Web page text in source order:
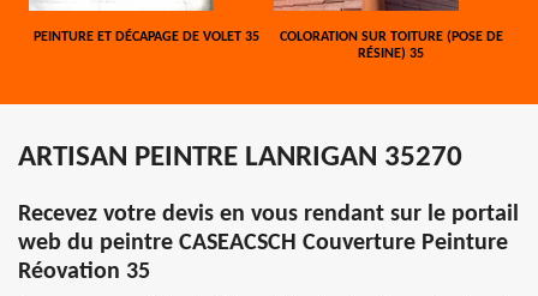
PEINTURE ET DÉCAPAGE DE VOLET 35
COLORATION SUR TOITURE (POSE DE
RÉSINE) 35
ARTISAN PEINTRE LANRIGAN 35270
Recevez votre devis en vous rendant sur le portail
web du peintre CASEACSCH Couverture Peinture
Réovation 35